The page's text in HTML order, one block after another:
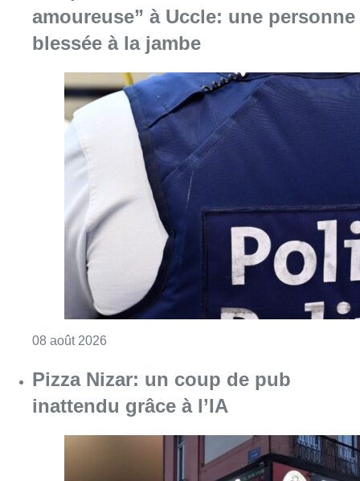
08 août 2026 Consulter l'article "Coups de feu sur fond
Pizza Nizar: un coup de pub
inattendu grâce à l’IA